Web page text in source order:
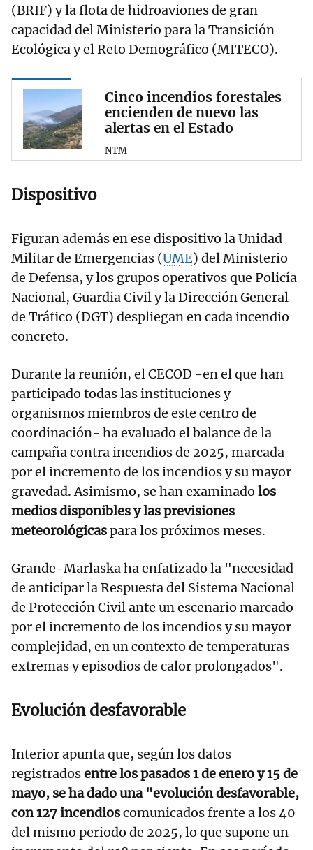
(BRIF) y la flota de hidroaviones de gran
capacidad del Ministerio para la Transición
Ecológica y el Reto Demográfico (MITECO).
Cinco incendios forestales
encienden de nuevo las
alertas en el Estado
NTM
Dispositivo
Figuran además en ese dispositivo la Unidad
Militar de Emergencias (UME) del Ministerio
de Defensa, y los grupos operativos que Policía
Nacional, Guardia Civil y la Dirección General
de Tráfico (DGT) despliegan en cada incendio
concreto.
Durante la reunión, el CECOD -en el que han
participado todas las instituciones y
organismos miembros de este centro de
coordinación- ha evaluado el balance de la
campaña contra incendios de 2025, marcada
por el incremento de los incendios y su mayor
gravedad. Asimismo, se han examinado los
medios disponibles y las previsiones
meteorológicaspara los próximos meses.
Grande-Marlaska ha enfatizado la "necesidad
de anticipar la Respuesta del Sistema Nacional
de Protección Civil ante un escenario marcado
por el incremento de los incendios y su mayor
complejidad, en un contexto de temperaturas
extremas y episodios de calor prolongados".
Evolución desfavorable
Interior apunta que, según los datos
registradosentre los pasados 1 de enero y 15 de
mayo, se ha dado una "evolución desfavorable,
con 127 incendioscomunicados frente a los 40
del mismo periodo de 2025, lo que supone un